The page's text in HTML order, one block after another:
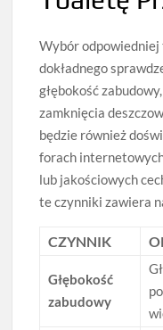
Wybór
dokładnego
głębokość
zamknięcia
będzie również
forach
lub jakościowych
te czynniki zawiera
CZYNNIK
Głębokość
zabudowy